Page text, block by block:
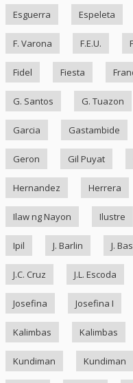
Esguerra Espeleta
F. Varona F.E.U.
Fidel Fiesta
G. Santos G. Tuazon
Garcia Gastambide
Geron Gil Puyat
Hernandez Herrera
Ilaw ng Nayon Ilustre
Ipil J. Barlin J.
J.C. Cruz J.L. Escoda
Josefina Josefina I
Kalimbas Kalimbas
Kundiman Kundiman